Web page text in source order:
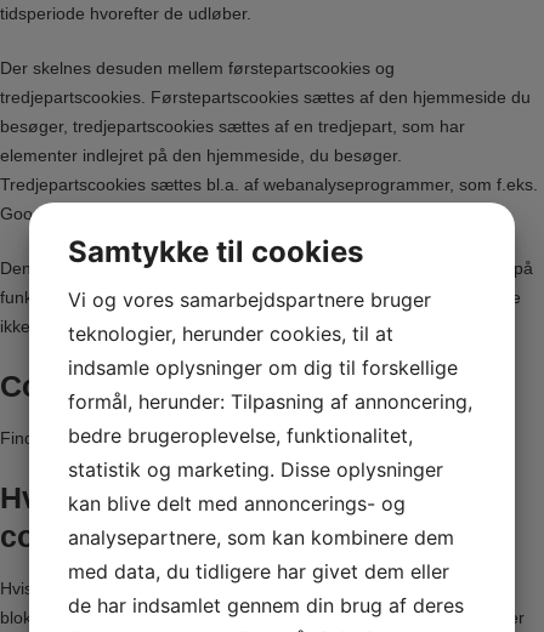
tidsperiode hvorefter de udløber.
Der skelnes desuden mellem førstepartscookies og
tredjepartscookies. Førstepartscookies sættes af den hjemmeside du
besøger, tredjepartscookies sættes af en tredjepart, som har
elementer indlejret på den hjemmeside, du besøger.
Tredjepartscookies sættes bl.a. af webanalyseprogrammer, som f.eks.
Google Analytics og WebTrends.
Denne Cookiepolitik gælder kun for greenglobalfuture.org. Ved klik på
funktioner, der navigerer til andre websites har Green Global Future
ikke ansvar for eller kontrol over, hvilke cookies, der anvendes.
Cookies på greenglobalfuture.org
Findes ingen – listes almindelige cookies
Hvordan undgår eller sletter du
cookies
Hvis du ikke ønsker cookies fra greenglobalfuture.org kan du altid
blokere for alle cookies, slette eksisterende cookies på din computer
Samtykke til cookies
Vi og vores samarbejdspartnere bruger
teknologier, herunder cookies, til at
indsamle oplysninger om dig til forskellige
formål, herunder: Tilpasning af annoncering,
bedre brugeroplevelse, funktionalitet,
statistik og marketing. Disse oplysninger
kan blive delt med annoncerings- og
analysepartnere, som kan kombinere dem
med data, du tidligere har givet dem eller
de har indsamlet gennem din brug af deres